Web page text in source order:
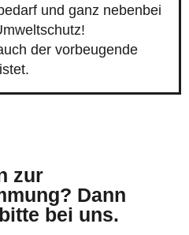
und ganz nebenbei
der vorbeugende
zur
Dann
bei uns.